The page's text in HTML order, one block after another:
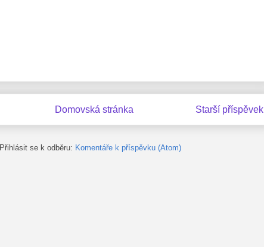
Starší příspěvek
Domovská stránka
Přihlásit se k odběru: Komentáře k příspěvku (Atom)